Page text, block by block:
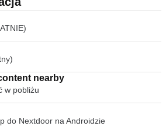
nearby
w pobliżu
do Nextdoor na Androidzie